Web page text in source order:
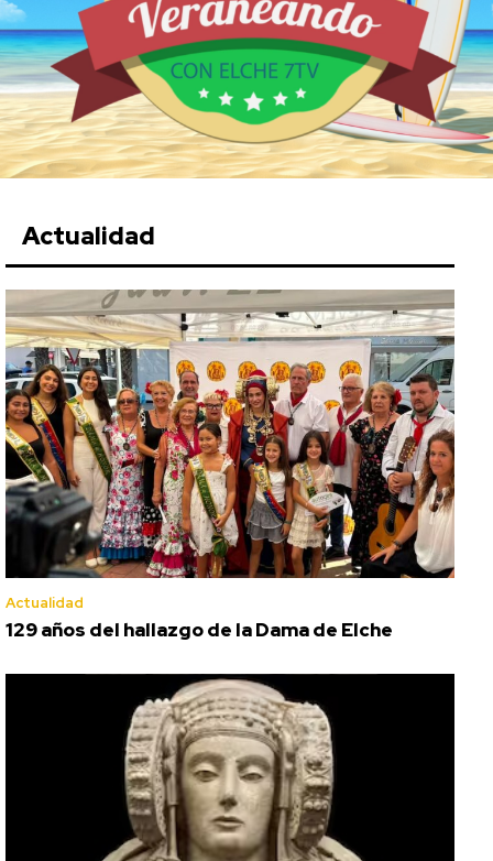
Actualidad
Actualidad
129 años del hallazgo de la Dama de Elche